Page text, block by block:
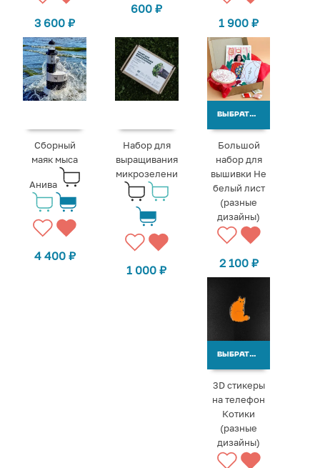
3 600₽
600₽
1 900₽
Сборный
маяк мыса
Анива
4 400 ₽
Набор для
выращивания
микрозелени
1 000₽
ВЫБРАТЬ ВАРИАНТЫ
Большой
набор для
вышивки Не
белый лист
(разные
дизайны)
2 100 ₽
ВЫБРАТЬ ВАРИАНТЫ
3D стикеры
на телефон
Котики
(разные
дизайны)